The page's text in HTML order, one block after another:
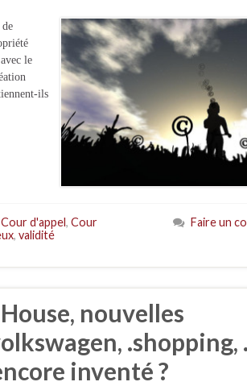
le
ils
Cour d'appel, Cour
, validité
Faire un
nouvelles
.shopping,
inventé ?